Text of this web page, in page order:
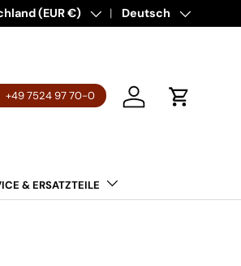
über 500.000 Ersatz- & Verschleßteile
(EUR €) SpracheDeutsch
+49 7524 97 70-0
Einloggen
& ERSATZTEILE